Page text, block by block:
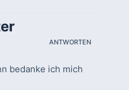
ANTWORTEN
bedanke ich mich